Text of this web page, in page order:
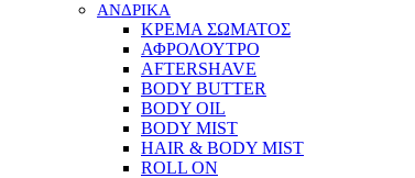
ΑΝΔΡΙΚΑ
ΚΡΕΜΑ ΣΩΜΑΤΟΣ
ΑΦΡΟΛΟΥΤΡΟ
AFTERSHAVE
BODY BUTTER
BODY OIL
BODY MIST
HAIR & BODY MIST
ROLL ON